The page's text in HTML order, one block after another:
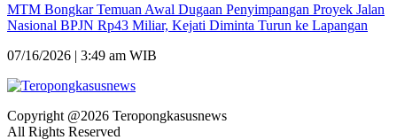
MTM Bongkar Temuan Awal Dugaan Penyimpangan Proyek Jalan
Nasional BPJN Rp43 Miliar, Kejati Diminta Turun ke Lapangan
07/16/2026 | 3:49 am WIB
Copyright @2026 Teropongkasusnews
All Rights Reserved